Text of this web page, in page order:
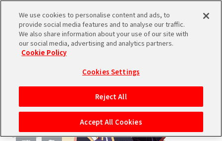
ブランドTOPへ
We use cookies to personalise content and ads, to
provide social media features and to analyse our traffic.
We also share information about your use of our site with
our social media, advertising and analytics partners.
Cookie Policy
Cookies Settings
Reject All
Accept All Cookies